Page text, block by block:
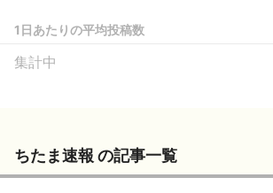
1日あたりの平均投稿数
集計中
ちたま速報 の記事一覧